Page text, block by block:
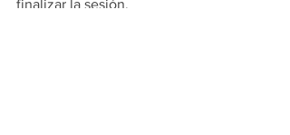
finalizar la sesión.